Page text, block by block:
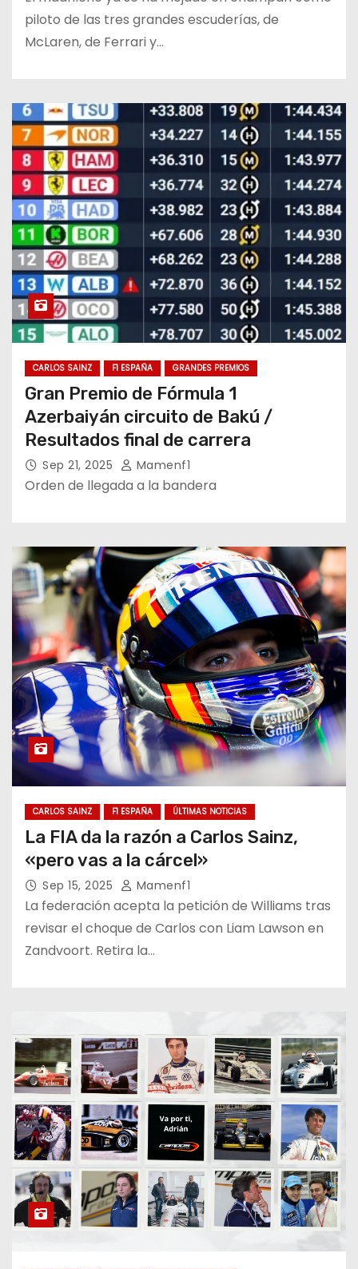
piloto de las tres grandes escuderías, de
McLaren, de Ferrari y…
CARLOS SAINZ F1 ESPAÑA GRANDES PREMIOS
Gran Premio de Fórmula 1
Azerbaiyán circuito de Bakú /
Resultados final de carrera
Sep 21, 2025 Mamenf1
Orden de llegada a la bandera
CARLOS SAINZ F1 ESPAÑA ÚLTIMAS NOTICIAS
La FIA da la razón a Carlos Sainz,
«pero vas a la cárcel»
Sep 15, 2025 Mamenf1
La federación acepta la petición de Williams tras
revisar el choque de Carlos con Liam Lawson en
Zandvoort. Retira la…